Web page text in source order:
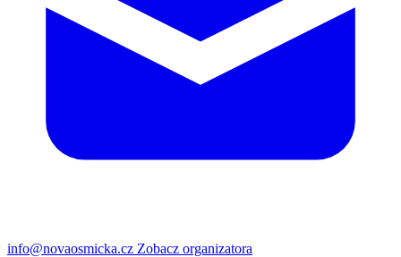
info@novaosmicka.cz Zobacz organizatora